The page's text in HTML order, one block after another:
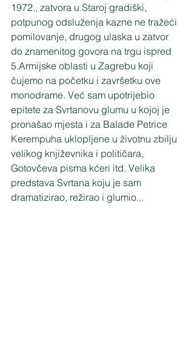
1972., zatvora u Staroj gradiški,
potpunog odsluženja kazne ne tražeći
pomilovanje, drugog ulaska u zatvor
do znamenitog govora na trgu ispred
5.Armijske oblasti u Zagrebu koji
čujemo na početku i završetku ove
monodrame. Već sam upotrijebio
epitete za Svrtanovu glumu u kojoj je
pronašao mjesta i za Balade Petrice
Kerempuha uklopljene u životnu zbilju
velikog književnika i političara,
Gotovčeva pisma kćeri itd. Velika
predstava Svrtana koju je sam
dramatizirao, režirao i glumio...